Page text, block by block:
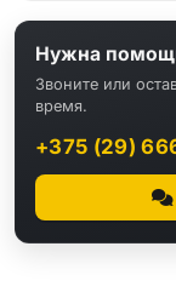
Нужна
Звоните или
время.
+375 (29)